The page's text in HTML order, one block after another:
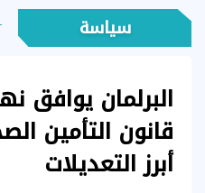
سياسة
البرلمان يوافق
قانون التأمين
أبرز التعديلات